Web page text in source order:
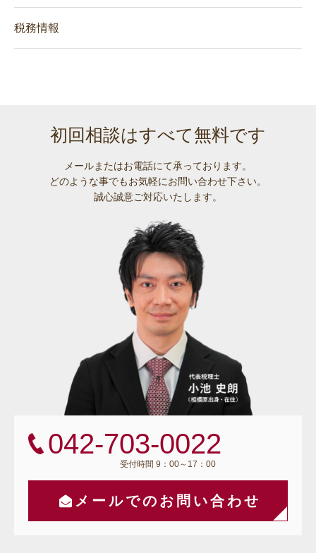
税務情報
初回相談はすべて無料です
メールまたはお電話にて承っております。
どのような事でもお気軽にお問い合わせ下さい。
誠心誠意ご対応いたします。
042-703-0022
受付時間 9：00～17：00
メールでのお問い合わせ